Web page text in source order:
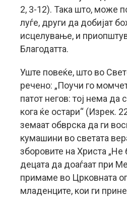
2, 3-12). Така што, може
луѓе, други да добијат
исцелување, и
Благодатта.
Уште повеќе, што во
речено: „Поучи го
патот негов: тој нема да
кога ќе остари“ (Изрек.
земаат обврска да ги
кумашини во светата
зборовите на Христа „Не
децата да доаѓаат при
примаме во Црковната
младенците, кои ги